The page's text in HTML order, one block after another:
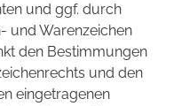
und ggf. durch
und Warenzeichen
den Bestimmungen
und den
eingetragenen